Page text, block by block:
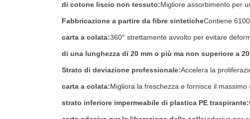
di cotone liscio non tessuto:Migliore assorbimento per
Fabbricazione a partire da fibre sinteticheContiene
carta a colata:360° strettamente avvolto per evitare
di una lunghezza di 20 mm o più ma non superiore a
Strato di deviazione professionale:Accelera la
carta a colata:Migliora la freschezza e fornisce il massimo
strato inferiore impermeabile di plastica PE traspirante: